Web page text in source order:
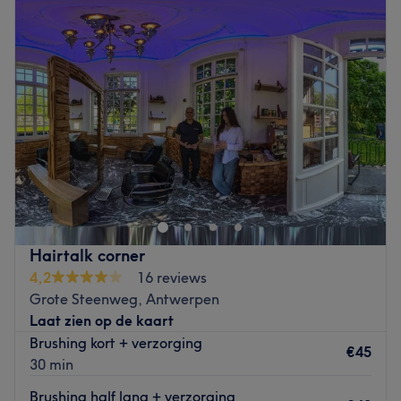
natuurlijke, biologische, dierproefvrije en lokale
producten.
De extra’s: Nails&beauty Anna is huisdier-, kinder- en
LQBTQIA+ vriendelijk. Je krijgt een gratis drankje bij jouw
behandeling en er is gratis wifi.
Go to venue
Dinsdag
18:00
Woensdag
09:00–19:00
Donderdag
09:00–19:00
Vrijdag
09:00–19:00
Zaterdag
09:00–15:00
Zondag
Gesloten
Is jouw haar wel toe aan een goede verzorging? Bij het
mooie en moderne kapsalon Ossas kent het team vele
specialiteiten zoals: het herstellen, kleuren en knippen
van je haar, het zetten van hair extensions en spa
verzorging! Je krijgt hier altijd persoonlijke adviezen en
aandacht. Ze hebben bij Ossas als missie om hun klanten
mooi en glamoureus haar te geven. Voor mooi, zacht,
dikker en volumineus haar zit je bij deze kapper goed!
Go to venue
Hairtalk corner
4,2
16 reviews
Grote Steenweg, Antwerpen
Laat zien op de kaart
Brushing kort + verzorging
30 min
€45
Brushing half lang + verzorging